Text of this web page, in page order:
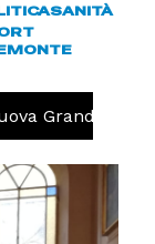
SANITÀ
Granda Volley